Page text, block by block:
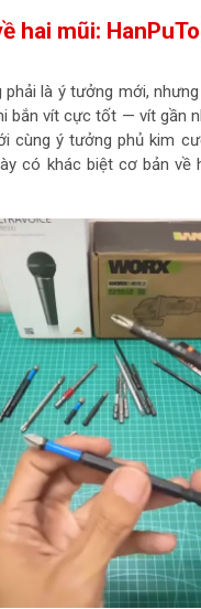
hai mũi:
là ý tưởng mới,
bắn vít cực tốt — vít gần
cùng ý tưởng phủ kim
có khác biệt cơ bản